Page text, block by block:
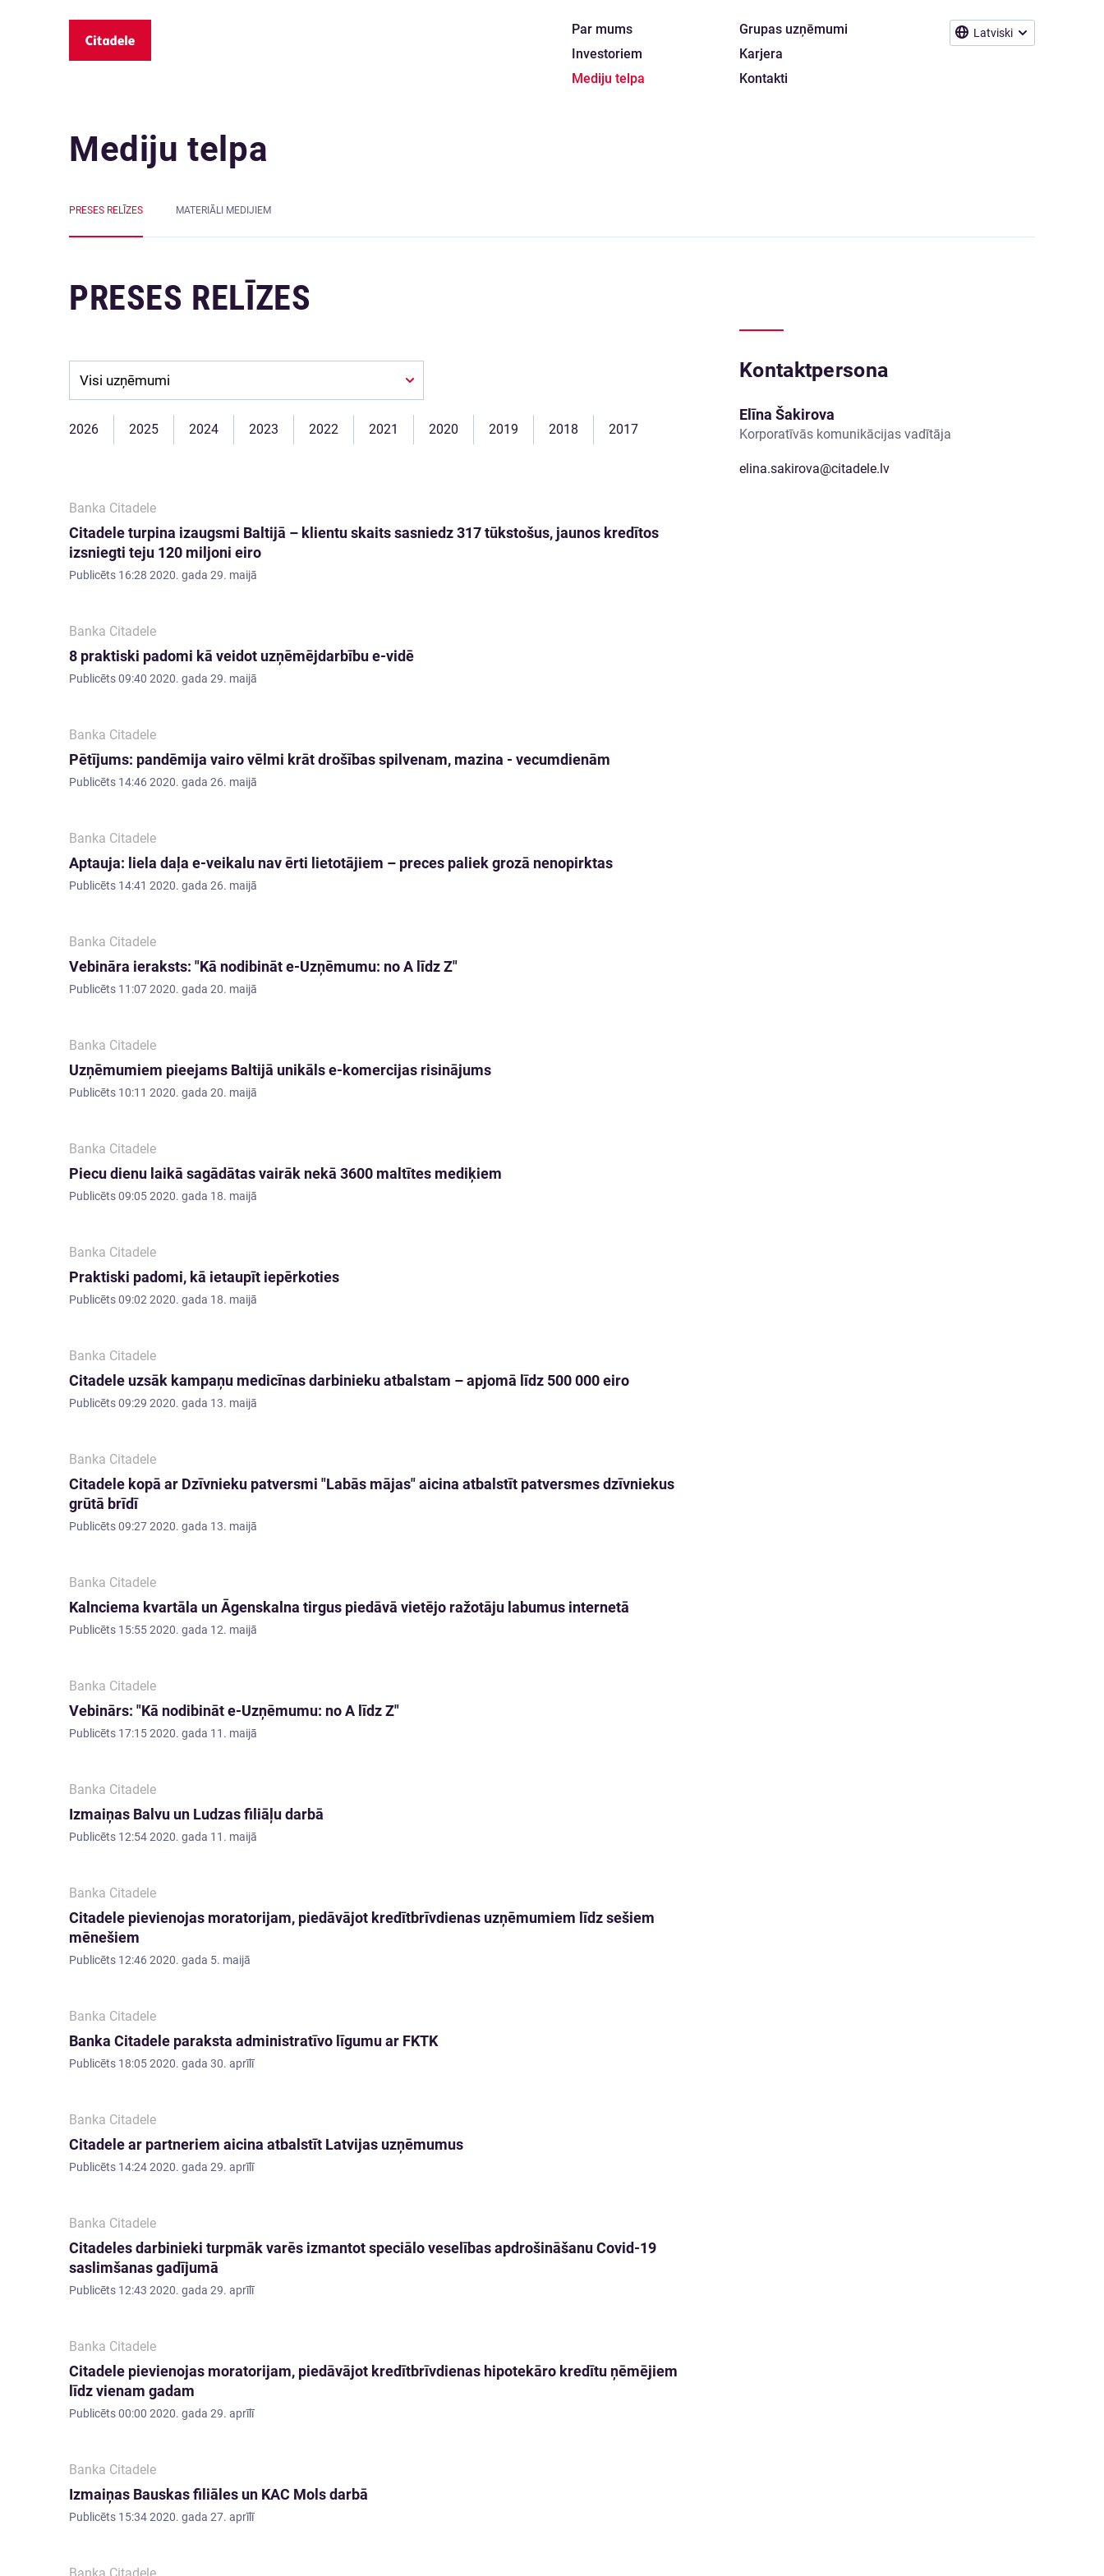
Latviski
Par mums
Investoriem
Mediju telpa
Grupas uzņēmumi
Karjera
Kontakti
Mediju telpa
PRESES RELĪZES MATERIĀLI MEDIJIEM
PRESES RELĪZES
Company:
2026 2025 2024 2023 2022 2021 2020 2019 2018 2017
Banka Citadele
Citadele turpina izaugsmi Baltijā – klientu skaits sasniedz 317 tūkstošus, jaunos kredītos
izsniegti teju 120 miljoni eiro
Publicēts 16:28 2020. gada 29. maijā
Banka Citadele
8 praktiski padomi kā veidot uzņēmējdarbību e-vidē
Publicēts09:40 2020. gada 29. maijā
Banka Citadele
Pētījums: pandēmija vairo vēlmi krāt drošības spilvenam, mazina - vecumdienām
Publicēts 14:46 2020. gada 26. maijā
Banka Citadele
Aptauja: liela daļa e-veikalu nav ērti lietotājiem – preces paliek grozā nenopirktas
Publicēts 14:41 2020. gada 26. maijā
Banka Citadele
Vebināra ieraksts: "Kā nodibināt e-Uzņēmumu: no A līdz Z"
Publicēts 11:07 2020. gada 20. maijā
Banka Citadele
Uzņēmumiem pieejams Baltijā unikāls e-komercijas risinājums
Publicēts 10:11 2020. gada 20. maijā
Banka Citadele
Piecu dienu laikā sagādātas vairāk nekā 3600 maltītes mediķiem
Publicēts09:05 2020. gada 18. maijā
Banka Citadele
Praktiski padomi, kā ietaupīt iepērkoties
Publicēts09:02 2020. gada 18. maijā
Banka Citadele
Citadele uzsāk kampaņu medicīnas darbinieku atbalstam – apjomā līdz 500 000 eiro
Publicēts09:29 2020. gada 13. maijā
Banka Citadele
Citadele kopā ar Dzīvnieku patversmi "Labās mājas" aicina atbalstīt patversmes dzīvniekus
grūtā brīdī
Publicēts09:27 2020. gada 13. maijā
Banka Citadele
Kalnciema kvartāla un Āgenskalna tirgus piedāvā vietējo ražotāju labumus internetā
Publicēts 15:55 2020. gada 12. maijā
Banka Citadele
Vebinārs: "Kā nodibināt e-Uzņēmumu: no A līdz Z"
Publicēts 17:15 2020. gada 11. maijā
Banka Citadele
Izmaiņas Balvu un Ludzas filiāļu darbā
Publicēts 12:54 2020. gada 11. maijā
Banka Citadele
Citadele pievienojas moratorijam, piedāvājot kredītbrīvdienas uzņēmumiem līdz sešiem
mēnešiem
Publicēts 12:46 2020. gada 5. maijā
Banka Citadele
Banka Citadele paraksta administratīvo līgumu ar FKTK
Publicēts 18:05 2020. gada 30. aprīlī
Banka Citadele
Citadele ar partneriem aicina atbalstīt Latvijas uzņēmumus
Publicēts 14:24 2020. gada 29. aprīlī
Banka Citadele
Citadeles darbinieki turpmāk varēs izmantot speciālo veselības apdrošināšanu Covid-19
saslimšanas gadījumā
Publicēts 12:43 2020. gada 29. aprīlī
Banka Citadele
Citadele pievienojas moratorijam, piedāvājot kredītbrīvdienas hipotekāro kredītu ņēmējiem
līdz vienam gadam
Publicēts00:00 2020. gada 29. aprīlī
Banka Citadele
Izmaiņas Bauskas filiāles un KAC Mols darbā
Publicēts 15:34 2020. gada 27. aprīlī
Kontaktpersona
Elīna Šakirova
Korporatīvās komunikācijas vadītāja
elina.sakirova@citadele.lv